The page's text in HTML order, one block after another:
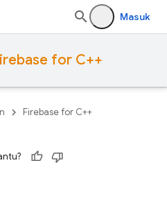
Masuk
for C++
Firebase for C++